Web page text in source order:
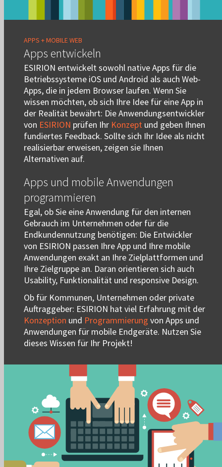
APPS + MOBILE WEB
Apps entwickeln
ESIRION entwickelt sowohl native Apps für die
Betriebssysteme iOS und Android als auch Web-
Apps, die in jedem Browser laufen. Wenn Sie
wissen möchten, ob sich Ihre Idee für eine App in
der Realität bewährt: Die Anwendungsentwickler
von ESIRION prüfen Ihr Konzept und geben Ihnen
fundiertes Feedback. Sollte sich Ihr Idee als nicht
realisierbar erweisen, zeigen sie Ihnen
Alternativen auf.
Apps und mobile Anwendungen
programmieren
Egal, ob Sie eine Anwendung für den internen
Gebrauch im Unternehmen oder für die
Endkundennutzung benötigen: Die Entwickler
von ESIRION passen Ihre App und Ihre mobile
Anwendungen exakt an Ihre Zielplattformen und
Ihre Zielgruppe an. Daran orientieren sich auch
Usability, Funktionalität und responsive Design.
Ob für Kommunen, Unternehmen oder private
Auftraggeber: ESIRION hat viel Erfahrung mit der
Konzeption und Programmierung von Apps und
Anwendungen für mobile Endgeräte. Nutzen Sie
dieses Wissen für Ihr Projekt!